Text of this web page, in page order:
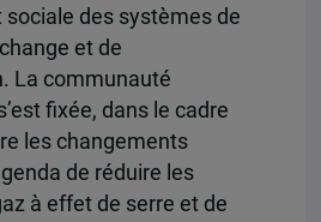
des systèmes de
et de
La communauté
fixée, dans le cadre
les changements
de réduire les
à effet de serre et de